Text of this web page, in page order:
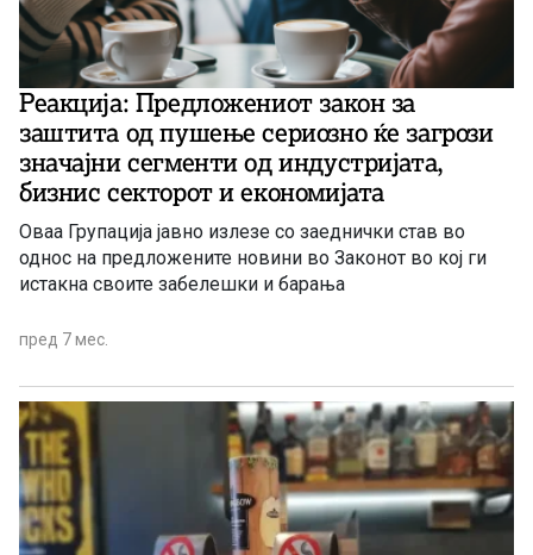
Реакција: Предложениот закон за
заштита од пушење сериозно ќе загрози
значајни сегменти од индустријата,
бизнис секторот и економијата
Оваа Групација јавно излезе со заеднички став во
однос на предложените новини во Законот во кој ги
истакна своите забелешки и барања
пред 7 мес.